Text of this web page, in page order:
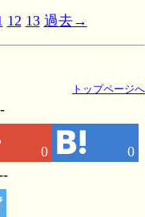
12 13 過去→
トップページへ
0 0